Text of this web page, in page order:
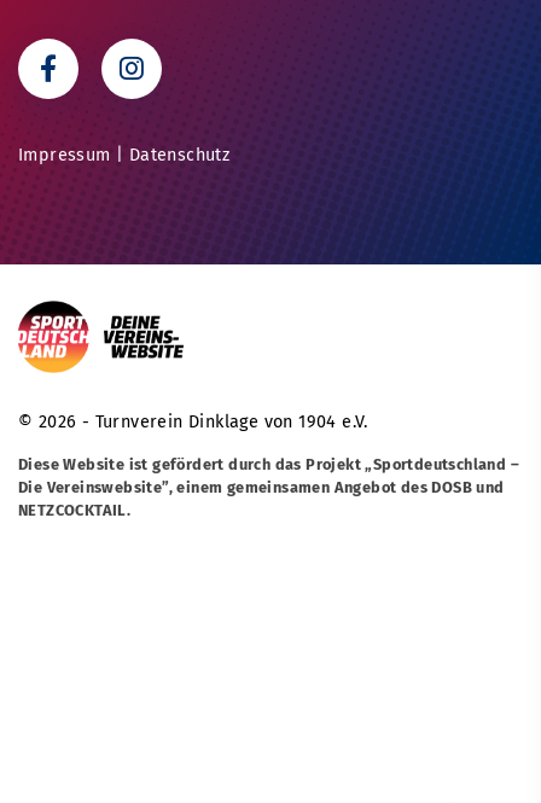
Impressum Datenschutz
© 2026 - Turnverein Dinklage von 1904 e.V.
Diese Website ist gefördert durch das Projekt„Sportdeutschland –
Die Vereinswebsite”, einem gemeinsamen Angebot des DOSB und
NETZCOCKTAIL.